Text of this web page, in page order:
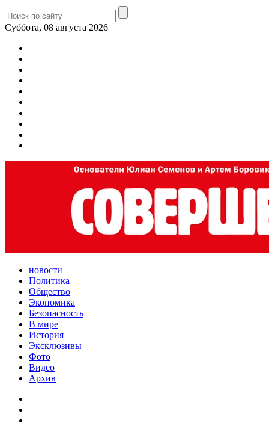
Суббота, 08 августа 2026
новости
Политика
Общество
Экономика
Безопасность
В мире
История
Эксклюзивы
Фото
Видео
Архив